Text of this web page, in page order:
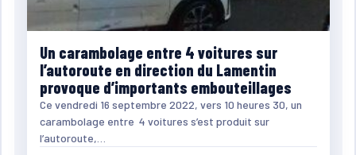
Un carambolage entre 4 voitures sur
l’autoroute en direction du Lamentin
provoque d’importants embouteillages
Ce vendredi 16 septembre 2022, vers 10 heures 30, un
carambolage entre 4 voitures s’est produit sur
l’autoroute,…